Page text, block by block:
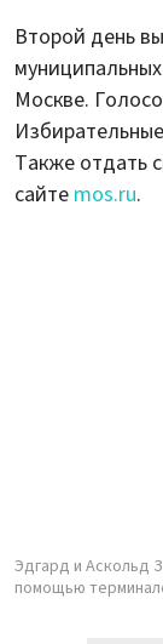
Второй день
Москве.
Также отдать
сайте mos.ru.
Эдгард и Аскольд
помощью